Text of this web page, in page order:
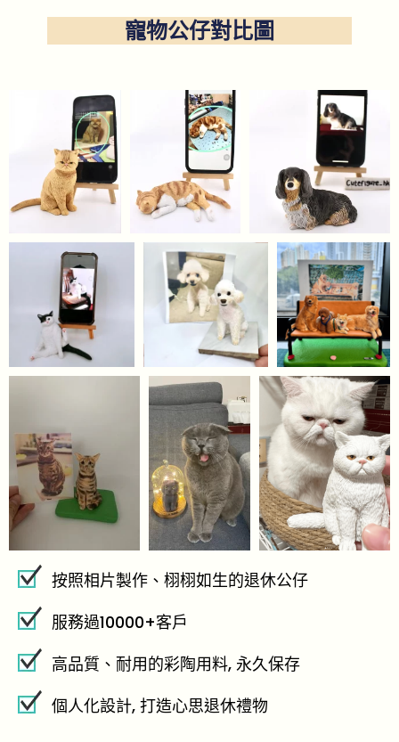
寵物公仔對比圖
按照相片製作、栩栩如生的退休公仔
服務過10000+客戶
高品質、耐用的彩陶用料, 永久保存
個人化設計, 打造心思退休禮物